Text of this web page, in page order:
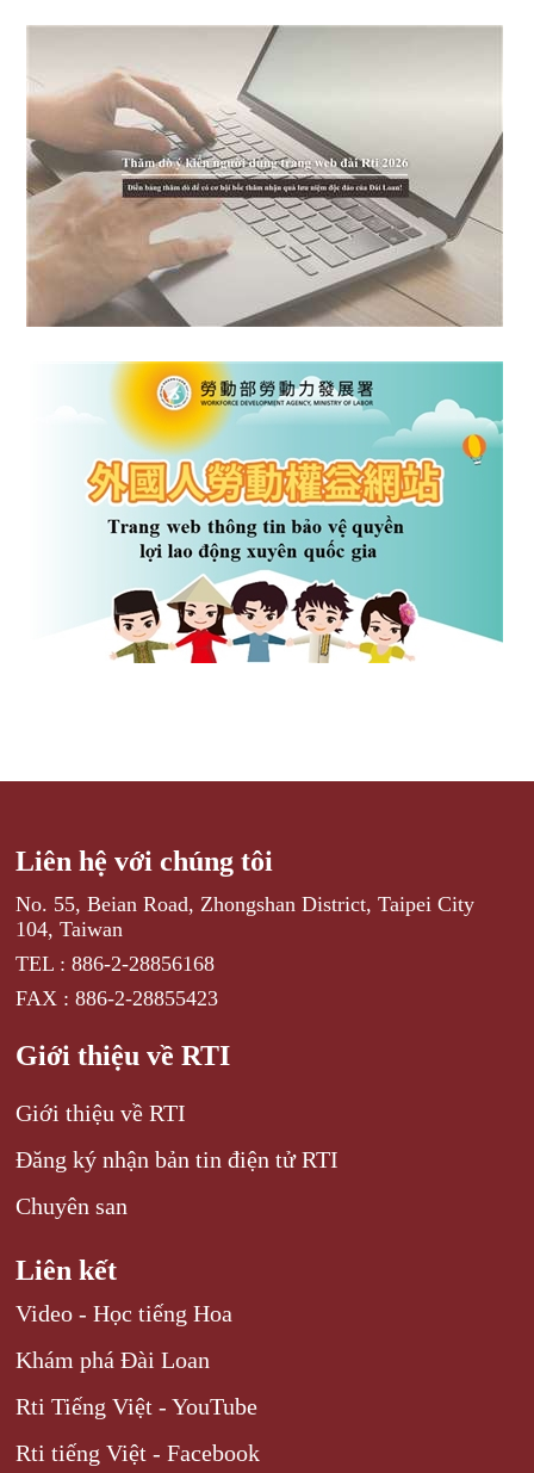
Liên hệ với chúng tôi
No. 55, Beian Road, Zhongshan District, Taipei City
104, Taiwan
TEL : 886-2-28856168
FAX : 886-2-28855423
Giới thiệu về RTI
Giới thiệu về RTI
Đăng ký nhận bản tin điện tử RTI
Chuyên san
Liên kết
Video - Học tiếng Hoa
Khám phá Đài Loan
Rti Tiếng Việt - YouTube
Rti tiếng Việt - Facebook